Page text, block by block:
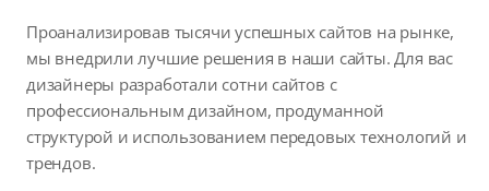
Проанализировав тысячи успешных сайтов на рынке,
мы внедрили лучшие решения в наши сайты. Для вас
дизайнеры разработали сотни сайтов с
профессиональным дизайном, продуманной
структурой и использованием передовых технологий и
трендов.